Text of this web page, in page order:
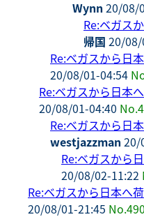
Wynn 20/08/
Re:ベガス
帰国 20/08/
Re:ベガスから日
20/08/01-04:54
Re:ベガスから日本
20/08/01-04:40
Re:ベガスから日
westjazzman 20/
Re:ベガスから
20/08/02-11:22
Re:ベガスから日本へ
20/08/01-21:45 No.490